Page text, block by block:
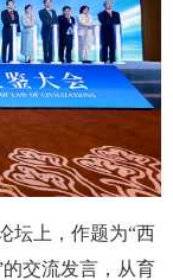
坛上，作题为“西
交流发言，从育